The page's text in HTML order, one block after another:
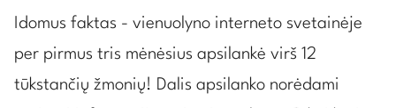
Idomus faktas - vienuolyno interneto svetainėje
per pirmus tris mėnėsius apsilankė virš 12
tūkstančių žmonių! Dalis apsilanko norėdami